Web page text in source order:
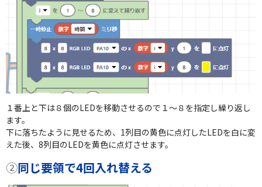
１番上と下は８個のLEDを移動させるので１～８を指定し繰り返し
ます。
下に落ちたように見せるため、1列目の黄色に点灯したLEDを白に変
えた後、8列目のLEDを黄色に点灯させます。
②同じ要領で4回入れ替える